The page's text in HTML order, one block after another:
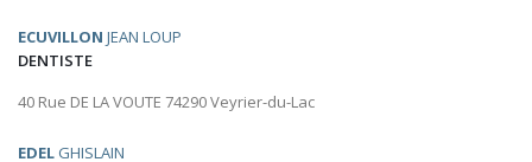
ECUVILLON JEAN LOUP
DENTISTE
40 Rue DE LA VOUTE 74290 Veyrier-du-Lac
EDEL GHISLAIN